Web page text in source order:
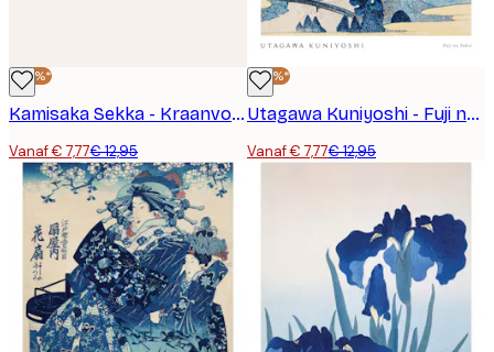
-40%*
Kamisaka Sekka - Kraanvogels uit Momoyogusa Poster
Vanaf € 7,77€ 12,95
-40%*
Utagawa Kuniyoshi - Fuji no Yukei Poster
Vanaf € 7,77€ 12,95